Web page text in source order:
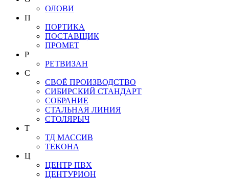
ОЛОВИ
П
ПОРТИКА
ПОСТАВЩИК
ПРОМЕТ
Р
РЕТВИЗАН
С
СВОЁ ПРОИЗВОДСТВО
СИБИРСКИЙ СТАНДАРТ
СОБРАНИЕ
СТАЛЬНАЯ ЛИНИЯ
СТОЛЯРЫЧ
Т
ТД МАССИВ
ТЕКОНА
Ц
ЦЕНТР ПВХ
ЦЕНТУРИОН